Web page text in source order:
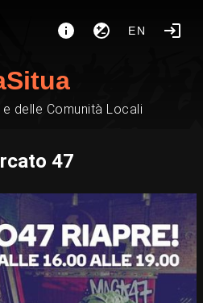
EN
delle Comunità Locali
47